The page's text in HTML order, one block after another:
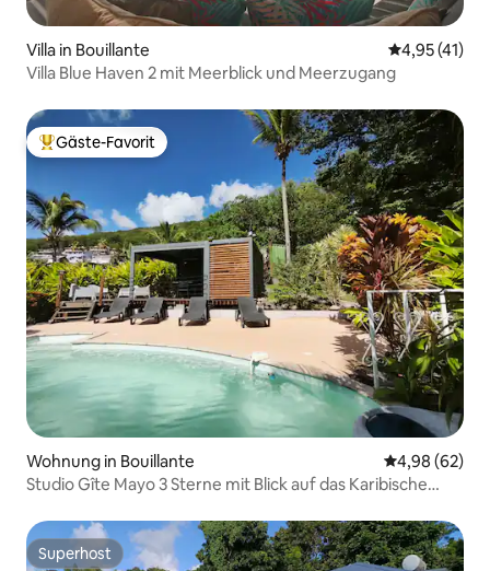
Villa in Bouillante
4,95 (41)
Villa Blue Haven 2 mit Meerblick und Meerzugang
Beliebter Gäste-Favorit.
Gäste-Favorit
Wohnung in Bouillante
4,98 (62)
Studio Gîte Mayo 3 Sterne mit Blick auf das Karibische
Superhost
Superhost